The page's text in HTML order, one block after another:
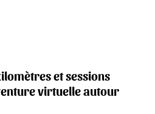
et sessions
virtuelle autour